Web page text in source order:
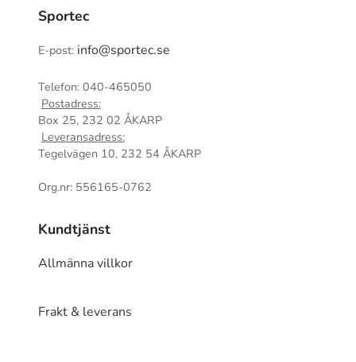
Sportec
E-post: info@sportec.se
Telefon: 040-465050
Postadress:
Box 25, 232 02 ÅKARP
Leveransadress:
Tegelvägen 10, 232 54 ÅKARP
Org.nr: 556165-0762
Kundtjänst
Allmänna villkor
Frakt & leverans